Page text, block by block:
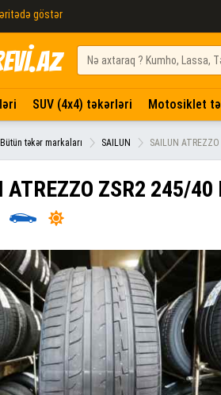
göstər
SUV (4x4) təkərləri Motosiklet
Bütün təkər markaları SAILUN SAILUN
ATREZZO ZSR2 245/40